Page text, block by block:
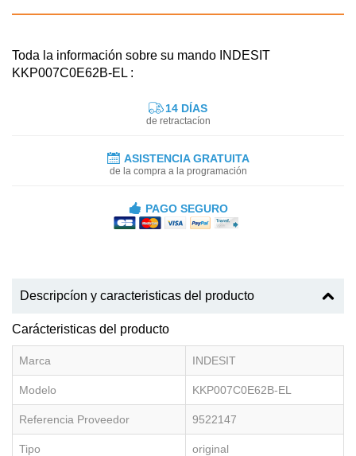
Toda la información sobre su mando INDESIT
KKP007C0E62B-EL :
14 DÍAS
de retractacíon
ASISTENCIA GRATUITA
de la compra a la programación
PAGO SEGURO
Descripcíon y caracteristicas del producto
Carácteristicas del producto
Marca INDESIT
Modelo KKP007C0E62B-EL
Referencia Proveedor 9522147
Tipo original